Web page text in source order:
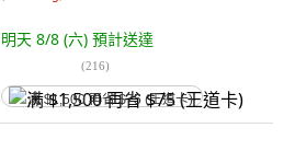
明天 8/8 (六) 預計送達
(216)
满 $1,500 再省 $75 (王道卡)